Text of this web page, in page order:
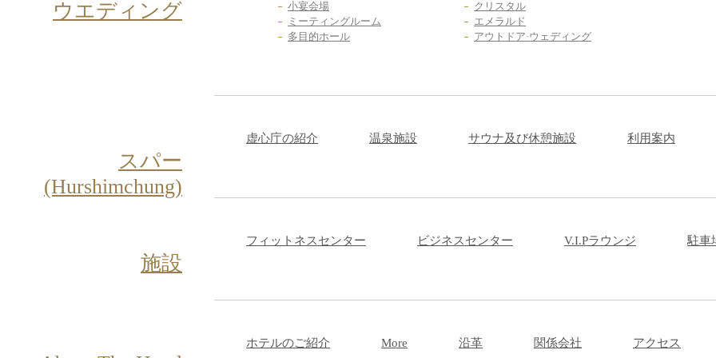
ウエディング
小宴会場
ミーティングルーム
多目的ホール
クリスタル
エメラルド
アウトドア·ウェディング
スパー
(Hurshimchung)
虚心庁の紹介 温泉施設 サウナ及び休憩施設 利用案内
施設
フィットネスセンター ビジネスセンター V.I.Pラウンジ 駐車
ホテルのご紹介 More 沿革 関係会社 アクセス